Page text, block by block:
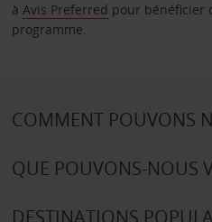
à Avis Preferred pour bénéficier
programme.
COMMENT POUVONS
QUE POUVONS-NOUS
DESTINATIONS